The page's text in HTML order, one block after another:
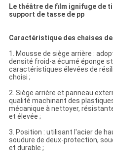
Le théâtre de film ignifuge de
support de tasse de pp
Caractéristique des chaises
1. Mousse de siège arrière :
densité froid-a écumé éponge
caractéristiques élevées de
choisi ;
2. Siège arrière et panneau
qualité machinant des
mécanique à nettoyer,
et élevée ;
3. Position : utilisant l'acier de
soudure de deux-protection,
et durable ;